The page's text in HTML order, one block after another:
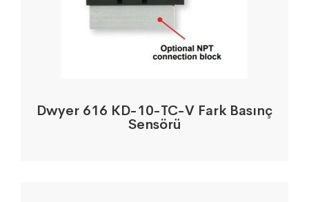
Dwyer 616 KD-10-TC-V Fark Basınç
Sensörü